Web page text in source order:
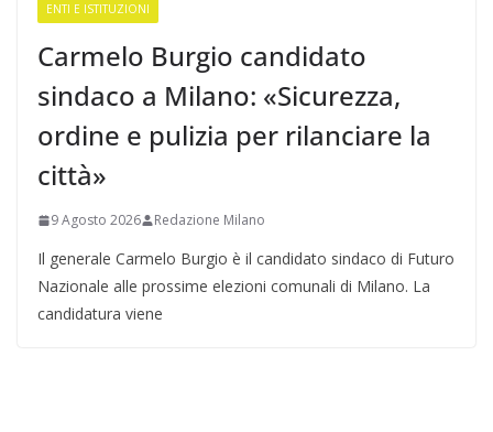
ENTI E ISTITUZIONI
Carmelo Burgio candidato
sindaco a Milano: «Sicurezza,
ordine e pulizia per rilanciare la
città»
9 Agosto 2026 Redazione Milano
Il generale Carmelo Burgio è il candidato sindaco di Futuro
Nazionale alle prossime elezioni comunali di Milano. La
candidatura viene